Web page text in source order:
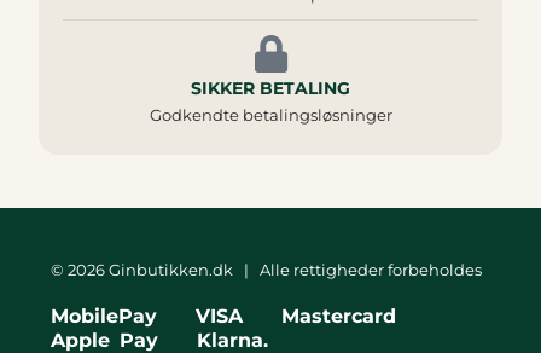
SIKKER BETALING
Godkendte betalingsløsninger
© 2026 Ginbutikken.dk | Alle rettigheder forbeholdes
MobilePay VISA Mastercard
Apple Pay Klarna.